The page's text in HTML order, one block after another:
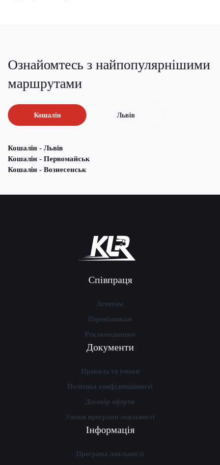
Ознайомтесь з найпопулярнішими
маршрутами
Кошалін Львів
Кошалін - Львів
Кошалін - Первомайськ
Кошалін - Вознесенськ
Співпраця
Агентам
Перевізникам
Рекламодавцям
Документи
Правила та умови
Політика конфіденційності
Договір оферти
Умови програми лояльності
Інформація
Програма лояльності